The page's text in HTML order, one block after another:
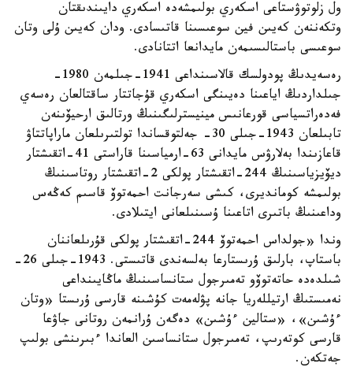
ول زلوتوۋستاعى اسكەري بولىمشەدە اسكەري دايىندىقتان
وتكەننەن كەيىن فين سوعىسىنا قاتىسادى. ودان كەيىن ۇلى وتان
سوعىسى باستالىسىمەن مايدانعا اتتانادى.
رەسەيدىڭ پودولسك قالاسىنداعى 1941-جىلمەن 1980-
جىلداردىڭ اياعىنا دەيىنگى اسكەري قۇجاتتار ساقتالعان رەسەي
فەدەراتسياسى قورعانىس مينيسترلىگىنىڭ ورتالىق ارحيۆىنەن
تابىلعان 1943-جىلى 30- جەلتوقساندا تولتىرىلعان ماراپاتتاۋ
قاعازىندا بەلارۋس مايدانى 63-ارمياسىنا قاراستى 41-اتقىشتار
ديۆيزياسىنىڭ 244-اتقىشتار پولكى 2-اتقىشتار روتاسىنىڭ
بولىمشە كومانديرى، كىشى سەرجانت احمەتوۆ قاسىم كەڭەس
وداعىنىڭ باتىرى اتاعىنا ۇسىنىلعانى ايتىلادى.
وندا «جولداس احمەتوۆ 244-اتقىشتار پولكى قۇرىلعاننان
باستاپ، بارلىق ۇرىستارعا بەلسەندى قاتىستى. 1943-جىلى 26-
شىلدەدە حاتەتوۆو تەمىرجول ستانساسىنىڭ ماڭايىنداعى
نەمىستىڭ ارتيللەريا جانە پۋلەمەت كۇشىنە قارسى ۇرىستا «وتان
ءۇشىن»، «ستالين ءۇشىن» دەگەن ۇرانمەن روتانى جاۋعا
قارسى كوتەرىپ، تەمىرجول ستانساسىن العاندا ءبىرىنشى بولىپ
جەتكەن.